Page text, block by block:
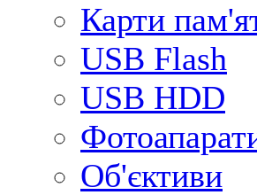
Карти
USB Flash
USB HDD
Об'єктиви